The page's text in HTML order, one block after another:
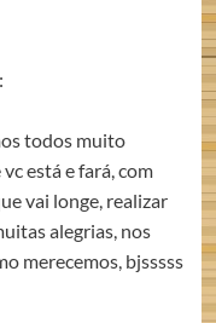
todos muito
está e fará, com
vai longe, realizar
alegrias, nos
merecemos, bjsssss